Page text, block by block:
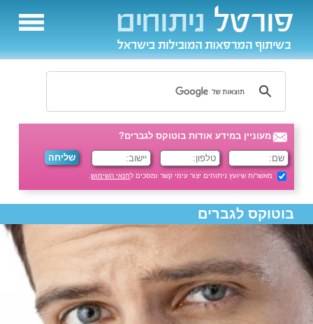
מעוניין במידע אודות בוטוקס לגברים?
מאשר/ת שיועץ ניתוחים יצור עימי קשר ומסכים לתנאי השימוש.
בוטוקס לגברים